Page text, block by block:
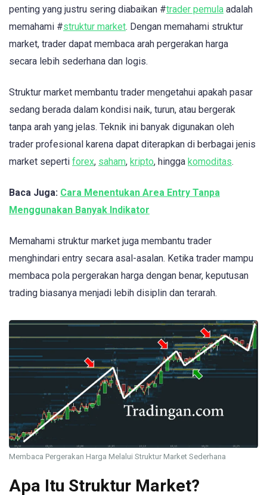
penting yang justru sering diabaikan #trader pemula adalah
memahami #struktur market. Dengan memahami struktur
market, trader dapat membaca arah pergerakan harga
secara lebih sederhana dan logis.
Struktur market membantu trader mengetahui apakah pasar
sedang berada dalam kondisi naik, turun, atau bergerak
tanpa arah yang jelas. Teknik ini banyak digunakan oleh
trader profesional karena dapat diterapkan di berbagai jenis
market seperti forex, saham, kripto, hingga komoditas.
Baca Juga: Cara Menentukan Area Entry Tanpa
Menggunakan Banyak Indikator
Memahami struktur market juga membantu trader
menghindari entry secara asal-asalan. Ketika trader mampu
membaca pola pergerakan harga dengan benar, keputusan
trading biasanya menjadi lebih disiplin dan terarah.
Membaca Pergerakan Harga Melalui Struktur Market Sederhana
Apa Itu Struktur Market?